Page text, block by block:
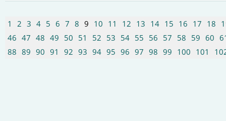
1 2 3 4 5 6 7 8 9 10 11 12 13 14 15 16 17 18
46 47 48 49 50 51 52 53 54 55 56 57 58 59 60
88 89 90 91 92 93 94 95 96 97 98 99 100 101